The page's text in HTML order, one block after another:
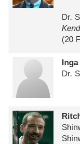
Dr.
(20
Dr.